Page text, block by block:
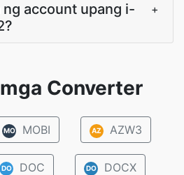
ng account upang i-
+
Converter
MO MOBI AZ AZW3
DO DOC DO DOCX